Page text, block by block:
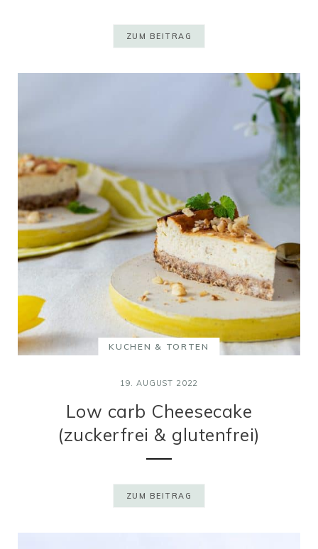
ZUM BEITRAG
KUCHEN & TORTEN
19. AUGUST 2022
Low carb Cheesecake
(zuckerfrei & glutenfrei)
ZUM BEITRAG